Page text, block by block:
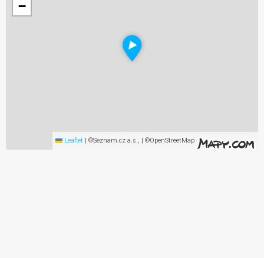
−
Leaflet | ©Seznam.cz a.s., | ©OpenStreetMap